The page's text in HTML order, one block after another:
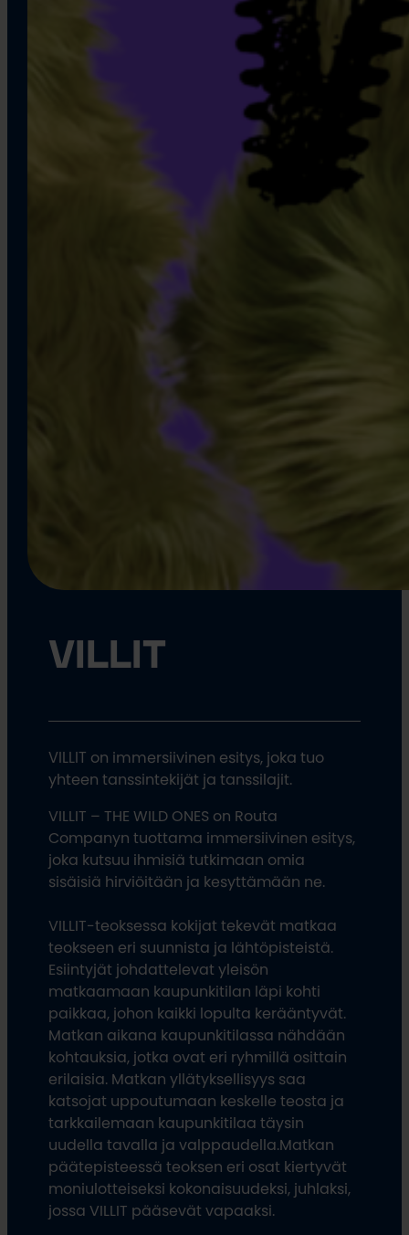
VILLIT
VILLIT on immersiivinen esitys, joka tuo
yhteen tanssintekijät ja tanssilajit.
VILLIT – THE WILD ONES on Routa
Companyn tuottama immersiivinen esitys,
joka kutsuu ihmisiä tutkimaan omia
sisäisiä hirviöitään ja kesyttämään ne.
VILLIT-teoksessa kokijat tekevät matkaa
teokseen eri suunnista ja lähtöpisteistä.
Esiintyjät johdattelevat yleisön
matkaamaan kaupunkitilan läpi kohti
paikkaa, johon kaikki lopulta kerääntyvät.
Matkan aikana kaupunkitilassa nähdään
kohtauksia, jotka ovat eri ryhmillä osittain
erilaisia. Matkan yllätyksellisyys saa
katsojat uppoutumaan keskelle teosta ja
tarkkailemaan kaupunkitilaa täysin
uudella tavalla ja valppaudella.Matkan
päätepisteessä teoksen eri osat kiertyvät
moniulotteiseksi kokonaisuudeksi, juhlaksi,
jossa VILLIT pääsevät vapaaksi.